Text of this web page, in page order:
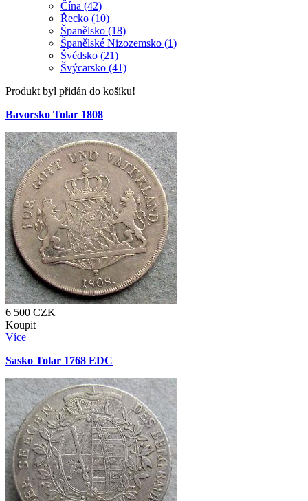
Čína (42)
Řecko (10)
Španělsko (18)
Španělské Nizozemsko (1)
Švédsko (21)
Švýcarsko (41)
Produkt byl přidán do košíku!
Bavorsko Tolar 1808
6 500 CZK
Koupit
Více
Sasko Tolar 1768 EDC